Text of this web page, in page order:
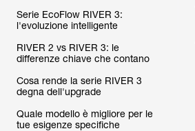
Serie EcoFlow RIVER 3:
l'evoluzione intelligente
RIVER 2 vs RIVER 3: le
differenze chiave che contano
Cosa rende la serie RIVER 3
degna dell'upgrade
Quale modello è migliore per le
tue esigenze specifiche